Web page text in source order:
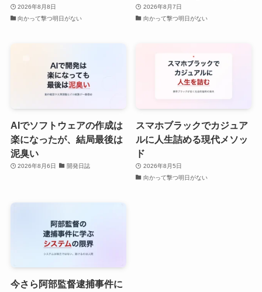
2026年8月8日
向かって撃つ明日がない
2026年8月7日
向かって撃つ明日がない
AIでソフトウェアの作成は
楽になったが、結局最後は
泥臭い
2026年8月6日 開発日誌
スマホブラックでカジュア
ルに人生詰める現代メソッ
ド
2026年8月5日
向かって撃つ明日がない
今さら阿部監督逮捕事件に